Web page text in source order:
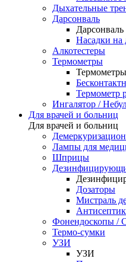
Дыхательные
Дарсонваль
Дарсонваль
Насадки на
Алкотестеры
Термометры
Термометры
Термометр
Ингалятор /
Для врачей и больниц
Для врачей и больниц
Лампы для
Шприцы
Дозаторы
Мистраль
Фонендоскопы /
Термо-сумки
УЗИ
УЗИ